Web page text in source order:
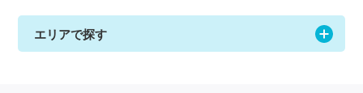
エリアで探す